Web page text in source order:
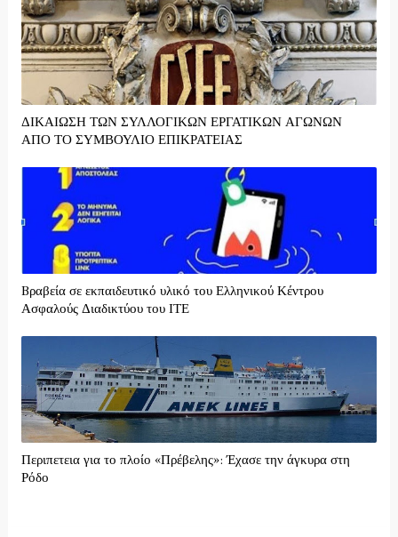
ΔΙΚΑΙΩΣΗ ΤΩΝ ΣΥΛΛΟΓΙΚΩΝ ΕΡΓΑΤΙΚΩΝ ΑΓΩΝΩΝ
ΑΠΟ ΤΟ ΣΥΜΒΟΥΛΙΟ ΕΠΙΚΡΑΤΕΙΑΣ
Bραβεία σε εκπαιδευτικό υλικό του Ελληνικού Κέντρου
Ασφαλούς Διαδικτύου του ΙΤΕ
Περιπετεια για το πλοίο «Πρέβελης»: Έχασε την άγκυρα στη
Ρόδο